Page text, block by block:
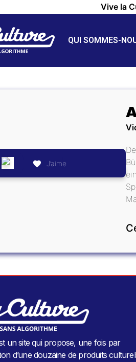
Vive la
QUI SOMMES-
J’aime
un site qui propose, une fois par
d’une douzaine de produits